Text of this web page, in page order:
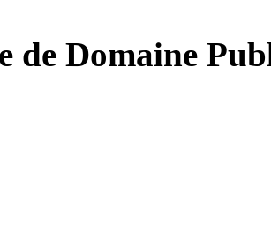
de Domaine